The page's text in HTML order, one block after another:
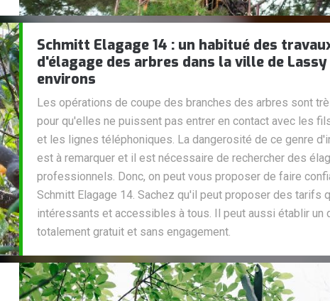
Schmitt Elagage 14 : un habitué des
d'élagage des arbres dans la ville de
environs
Les opérations de coupe des branches des arbres sont
pour qu'elles ne puissent pas entrer en contact avec les
et les lignes téléphoniques. La dangerosité de ce genre
est à remarquer et il est nécessaire de rechercher des
professionnels. Donc, on peut vous proposer de faire
Schmitt Elagage 14. Sachez qu'il peut proposer des tarifs
intéressants et accessibles à tous. Il peut aussi établir un
totalement gratuit et sans engagement.